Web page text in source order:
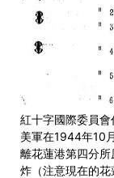
紅十字國際委員會
美軍在1944年10
離花蓮港第四分
炸（注意現在的